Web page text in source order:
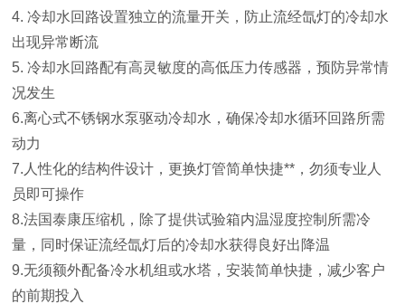
4. 冷却水回路设置独立的流量开关，防止流经氙灯的冷却水
出现异常断流
5. 冷却水回路配有高灵敏度的高低压力传感器，预防异常情
况发生
6.离心式不锈钢水泵驱动冷却水，确保冷却水循环回路所需
动力
7.人性化的结构件设计，更换灯管简单快捷**，勿须专业人
员即可操作
8.法国泰康压缩机，除了提供试验箱内温湿度控制所需冷
量，同时保证流经氙灯后的冷却水获得良好出降温
9.无须额外配备冷水机组或水塔，安装简单快捷，减少客户
的前期投入